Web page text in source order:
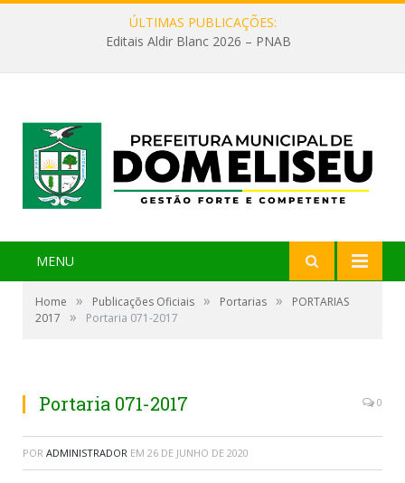
ÚLTIMAS PUBLICAÇÕES:
Editais Aldir Blanc 2026 – PNAB
MENU
Home » Publicações Oficiais » Portarias »
PORTARIAS
2017
» Portaria 071-2017
Portaria 071-2017 0
POR ADMINISTRADOR EM 26 DE JUNHO DE 2020